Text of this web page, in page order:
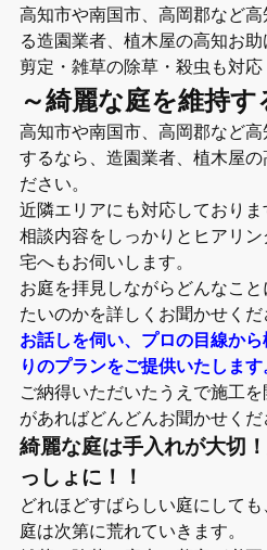
高知市や南国市、高岡郡など
る造園業者、植木屋の高知お助
剪定・雑草の除草・殺虫も対応
～綺麗な庭を維持す
高知市や南国市、高岡郡など
するなら、造園業者、植木屋
ださい。
近隣エリアにも対応しておりま
相談内容をしっかりとヒアリ
宅へもお伺いします。
お庭を拝見しながらどんなこ
たいのかを詳しくお聞かせくだ
お話しを伺い、プロの目線か
りのプランをご提供いたします
ご納得いただいたうえで施工
があればどんどんお聞かせくだ
綺麗な庭は手入れが大切
っしょに！！
どれほどすばらしい庭にして
庭は次第に荒れていきます。